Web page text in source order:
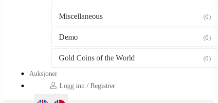
Miscellaneous (0)
Demo (0)
Gold Coins of the World (0)
Auksjoner
Logg inn / Registrer